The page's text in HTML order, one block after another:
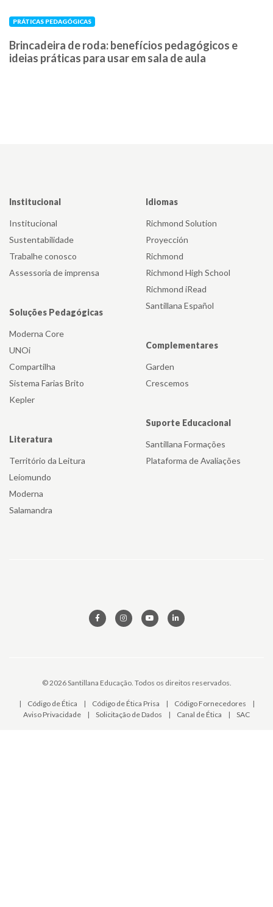
PRÁTICAS PEDAGÓGICAS
Brincadeira de roda: benefícios pedagógicos e
ideias práticas para usar em sala de aula
Institucional
Institucional
Sustentabilidade
Trabalhe conosco
Assessoria de imprensa
Soluções Pedagógicas
Moderna Core
UNOi
Compartilha
Sistema Farias Brito
Kepler
Literatura
Território da Leitura
Leiomundo
Moderna
Salamandra
Idiomas
Richmond Solution
Proyección
Richmond
Richmond High School
Richmond iRead
Santillana Español
Complementares
Garden
Crescemos
Suporte Educacional
Santillana Formações
Plataforma de Avaliações
© 2026 Santillana Educação. Todos os direitos reservados.
| Código de Ética | Código de Ética Prisa | Código Fornecedores
|
Aviso Privacidade
| Solicitação de Dados | Canal de Ética | SAC